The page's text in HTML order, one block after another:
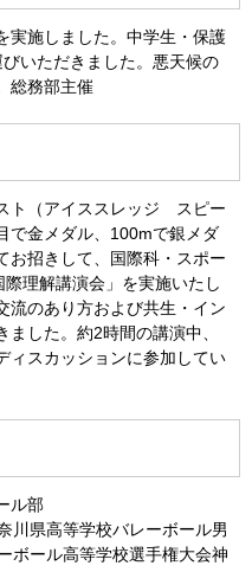
実施しました。中学生・保護
いただきました。悪天候の
総務部主催
ト（アイススレッジ スピー
で金メダル、100mで銀メダ
お招きして、国際科・スポー
理解講演会」を実施いたし
流のあり方および共生・イン
した。約2時間の講演中、
ィスカッションに参加してい
ル部
川県高等学校バレーボール男
ボール高等学校選手権大会神